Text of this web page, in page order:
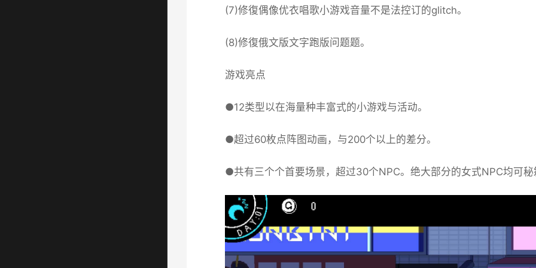
(7)修復偶像优衣唱歌小游戏音量不是法控订的glitch。
(8)修復俄文版文字跑版问题题。
游戏亮点
●12类型以在海量种丰富式的小游戏与活动。
●超过60枚点阵图动画，与200个以上的差分。
●共有三个个首要场景，超过30个NPC。绝大部分的女式NPC均可秘